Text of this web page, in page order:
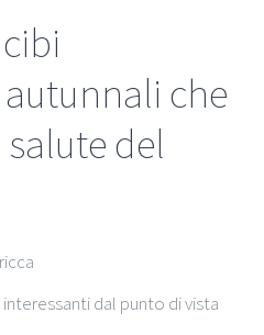
che
del
dal punto di vista